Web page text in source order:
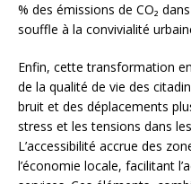
% des émissions de CO₂
souffle à la convivialité
Enfin, cette transformation
de la qualité de vie des
bruit et des déplacements
stress et les tensions dans
L’accessibilité accrue des
l’économie locale, facilitant